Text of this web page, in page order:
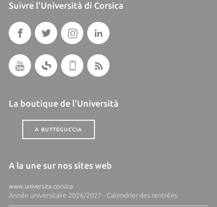
Suivre l'Università di Corsica
La boutique de l'Università
A BUTTEGUCCIA
A la une sur nos sites web
www.universita.corsica
Année universitaire 2026/2027 - Calendrier des rentrées